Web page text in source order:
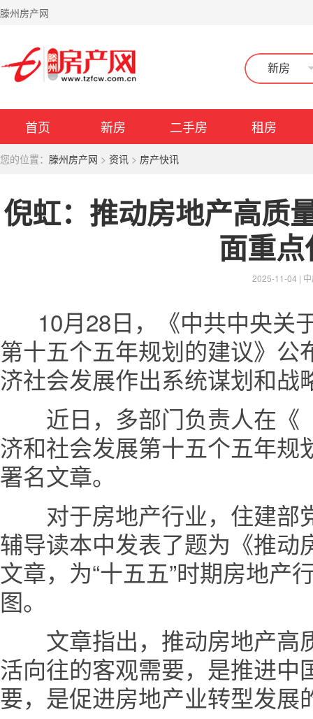
滕州房产网
新房
首页 新房 二手房 租房
您的位置： 滕州房产网 > 资讯 > 房产快讯
倪虹：推动房地产高质
面重
2025-11-04 |
10月28日，《中共中央关
第十五个五年规划的建议》公
济社会发展作出系统谋划和战
近日，多部门负责人在《
济和社会发展第十五个五年规
署名文章。
对于房地产行业，住建部
辅导读本中发表了题为《推动
文章，为“十五五”时期房地产
图。
文章指出，推动房地产高
活向往的客观需要，是推进中
要，是促进房地产业转型发展